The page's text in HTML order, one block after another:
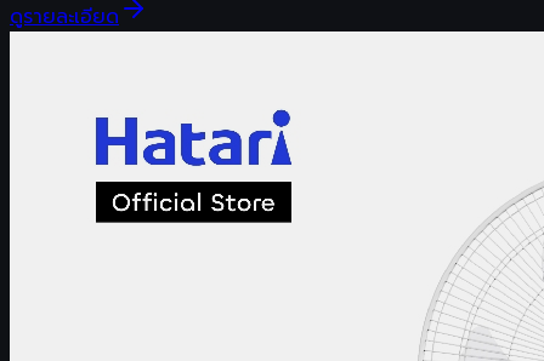
ดูรายละเอียด